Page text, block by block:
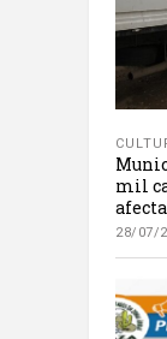
mil
28/07/